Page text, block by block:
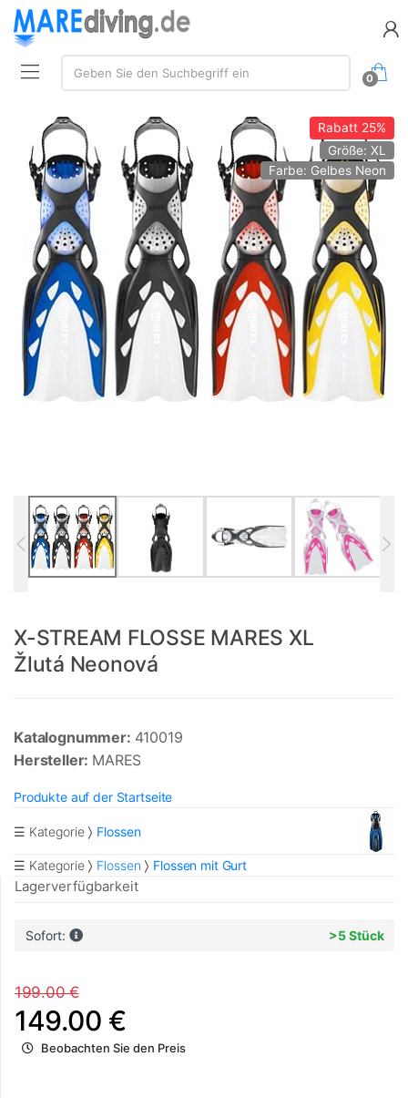
Suche:
Geben Sie den Suchbegriff ein
0
Rabatt25%
Größe: XL
Farbe: Gelbes Neon
X-STREAM FLOSSE MARES XL
Žlutá Neonová
Katalognummer: 410019
Hersteller: MARES
Produkte auf der Startseite
☰ Kategorie Flossen
☰ Kategorie Flossen Flossen mit Gurt
Lagerverfügbarkeit
Sofort: >5 Stück
199.00 €
149.00 €
Beobachten Sie den Preis